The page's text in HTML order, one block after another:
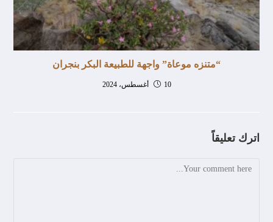
“متنزه موعاة” واجهة للطبيعة البكر بنجران
10 أغسطس، 2024
اترك تعليقاً